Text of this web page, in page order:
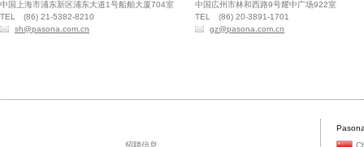
中国上海市浦东新区浦东大道1号船舶大厦704室
TEL (86) 21-5382-8210
sh@pasona.com.cn
中国広州市林和西路9号耀中广场922室
TEL (86) 20-3891-1701
gz@pasona.com.cn
招聘信息